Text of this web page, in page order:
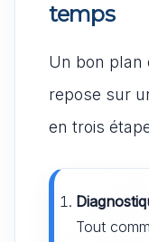
temps
Un bon plan
repose sur
en trois
Tout